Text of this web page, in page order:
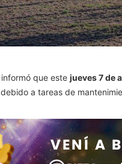
que este jueves 7 de
a tareas de